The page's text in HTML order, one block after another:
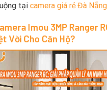
tại camera giá rẻ Đà Nẵng
Imou 3MP Ranger
Vời Cho Căn Hộ?